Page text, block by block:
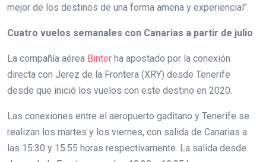
mejor de los destinos de una forma amena y experiencial".
Cuatro vuelos semanales con Canarias a partir de julio
La compañía aérea Binter ha apostado por la conexión
directa con Jerez de la Frontera (XRY) desde Tenerife
desde que inició los vuelos con este destino en 2020.
Las conexiones entre el aeropuerto gaditano y Tenerife se
realizan los martes y los viernes, con salida de Canarias a
las 15:30 y 15:55 horas respectivamente. La salida desde